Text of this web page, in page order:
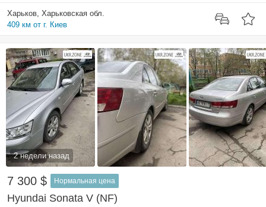
Харьков, Харьковская обл.
409 км от г. Киев
2 недели назад
7 300 $ Нормальная цена
Hyundai Sonata V (NF)